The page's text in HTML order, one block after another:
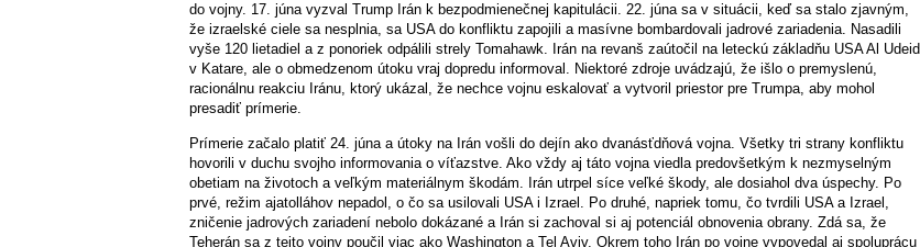
do vojny. 17. júna vyzval Trump Irán k bezpodmienečnej kapitulácii. 22. júna sa v situácii, keď sa stalo zjavným,
že izraelské ciele sa nesplnia, sa USA do konfliktu zapojili a masívne bombardovali jadrové zariadenia. Nasadili
vyše 120 lietadiel a z ponoriek odpálili strely Tomahawk. Irán na revanš zaútočil na leteckú základňu USA Al Udeid
v Katare, ale o obmedzenom útoku vraj dopredu informoval. Niektoré zdroje uvádzajú, že išlo o premyslenú,
racionálnu reakciu Iránu, ktorý ukázal, že nechce vojnu eskalovať a vytvoril priestor pre Trumpa, aby mohol
presadiť prímerie.
Prímerie začalo platiť 24. júna a útoky na Irán vošli do dejín ako dvanásťdňová vojna. Všetky tri strany konfliktu
hovorili v duchu svojho informovania o víťazstve. Ako vždy aj táto vojna viedla predovšetkým k nezmyselným
obetiam na životoch a veľkým materiálnym škodám. Irán utrpel síce veľké škody, ale dosiahol dva úspechy. Po
prvé, režim ajatolláhov nepadol, o čo sa usilovali USA i Izrael. Po druhé, napriek tomu, čo tvrdili USA a Izrael,
zničenie jadrových zariadení nebolo dokázané a Irán si zachoval si aj potenciál obnovenia obrany. Zdá sa, že
Teherán sa z tejto vojny poučil viac ako Washington a Tel Aviv. Okrem toho Irán po vojne vypovedal aj spoluprácu